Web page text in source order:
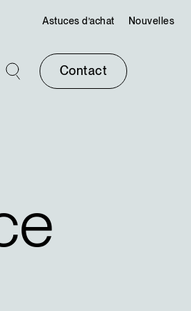
Astuces d’achat Nouvelles
Contact